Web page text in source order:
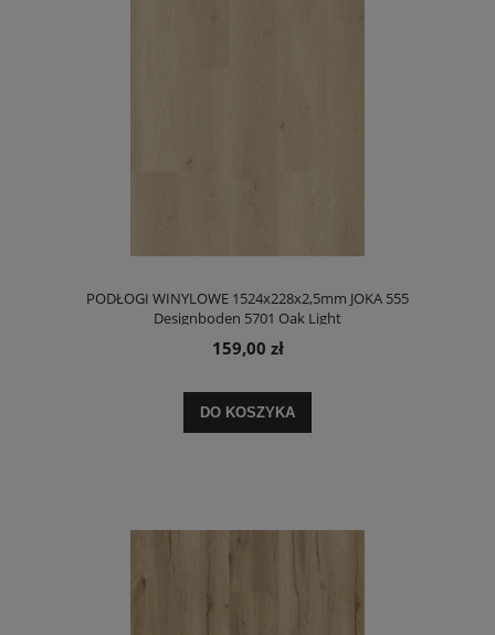
PODŁOGI WINYLOWE 1524x228x2,5mm JOKA 555
Designboden 5701 Oak Light
159,00 zł
DO KOSZYKA